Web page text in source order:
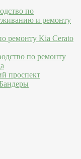
по
и ремонту
ремонту Kia Cerato
по ремонту
проспект